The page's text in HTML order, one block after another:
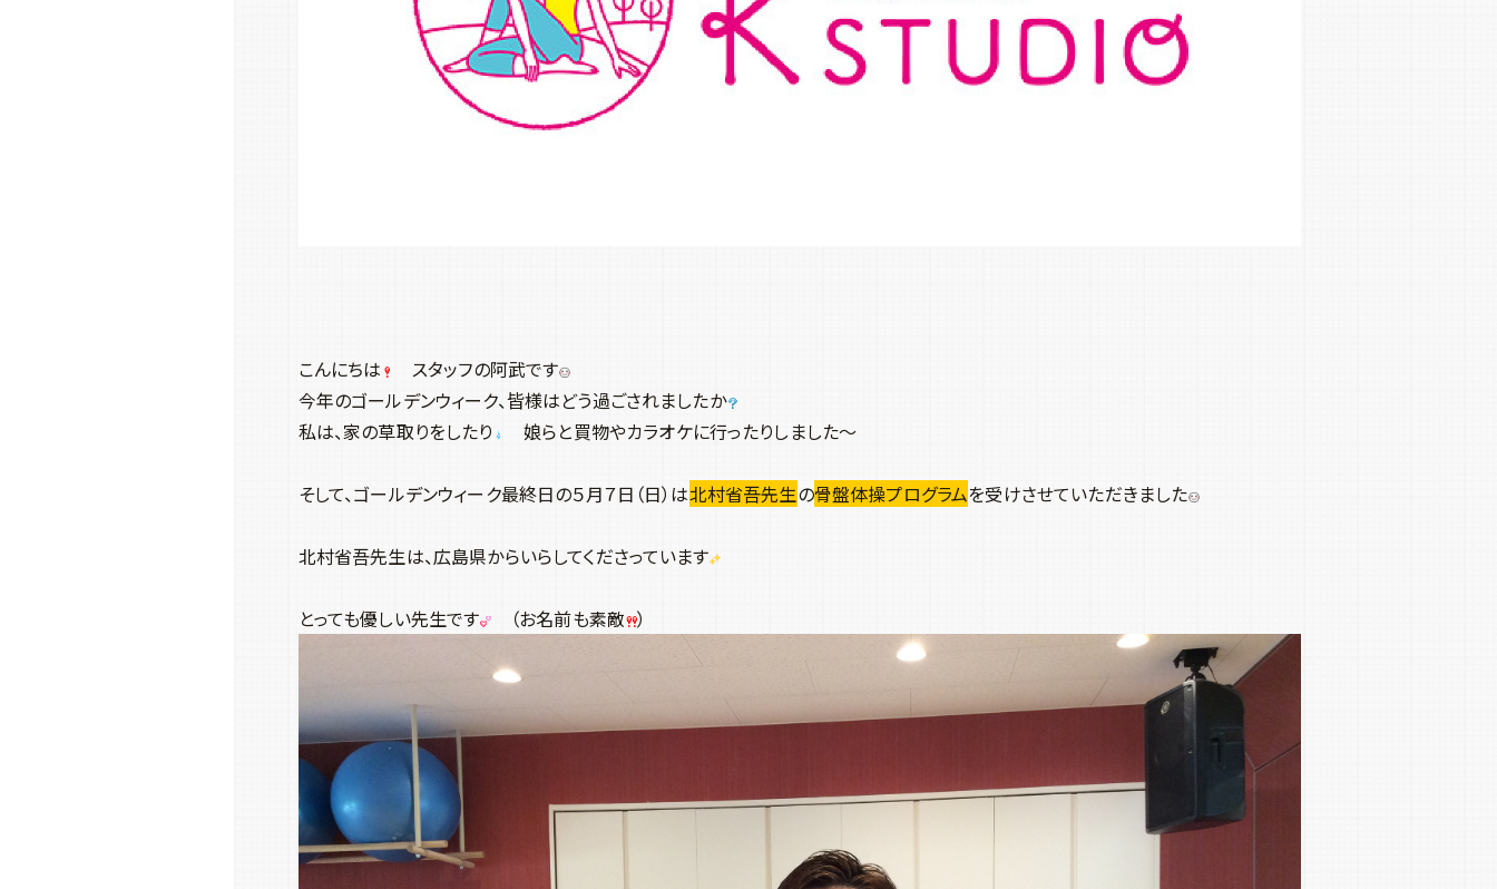
こんにちは
スタッフの阿武です
今年のゴールデンウィーク、皆様はどう過ごされましたか
私は、家の草取りをしたり
娘らと買物やカラオケに行ったりしました～
そして、ゴールデンウィーク最終日の５月７日（日）は北村省吾先生の骨盤体操プログラムを受けさせていただきました
北村省吾先生は、広島県からいらしてくださっています
とっても優しい先生です （お名前も素敵 ）